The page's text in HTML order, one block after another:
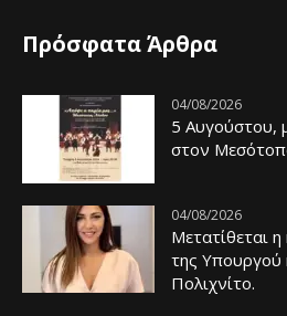
Πρόσφατα Άρθρα
04/08/2026
5 Αυγούστου,
στον
04/08/2026
Μετατίθεται
της Υπουργού
Πολιχνίτο.